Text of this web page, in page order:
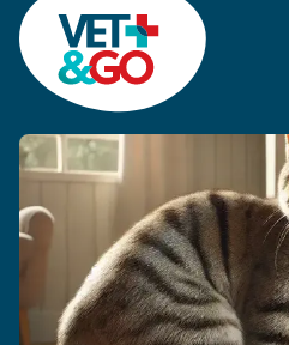
Chat qui n'urine
Un chat qui n’urine
est un signe
un problème urinaire
potentiellement grave.